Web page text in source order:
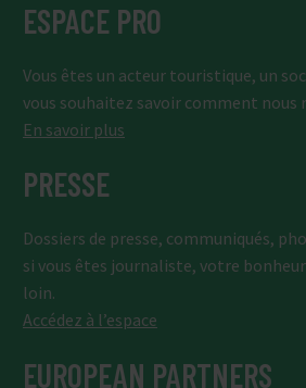
ESPACE PRO
Vous êtes un acteur touristique, un
vous souhaitez savoir comment nous
En savoir plus
PRESSE
Dossiers de presse, communiqués,
si vous êtes journaliste, votre
loin.
Accédez à l’espace
EUROPEAN PARTNERS